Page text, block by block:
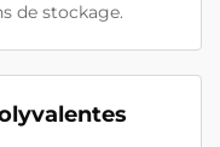
de stockage.